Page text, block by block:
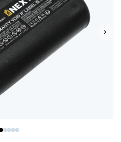
item
item
item
item
item